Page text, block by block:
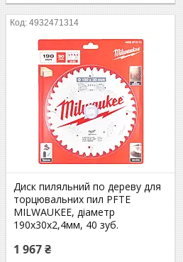
4932471314
Диск пиляльний по дереву для
торцювальних пил PFTE
MILWAUKEE, діаметр
190х30х2,4мм, 40 зуб.
1 967 ₴